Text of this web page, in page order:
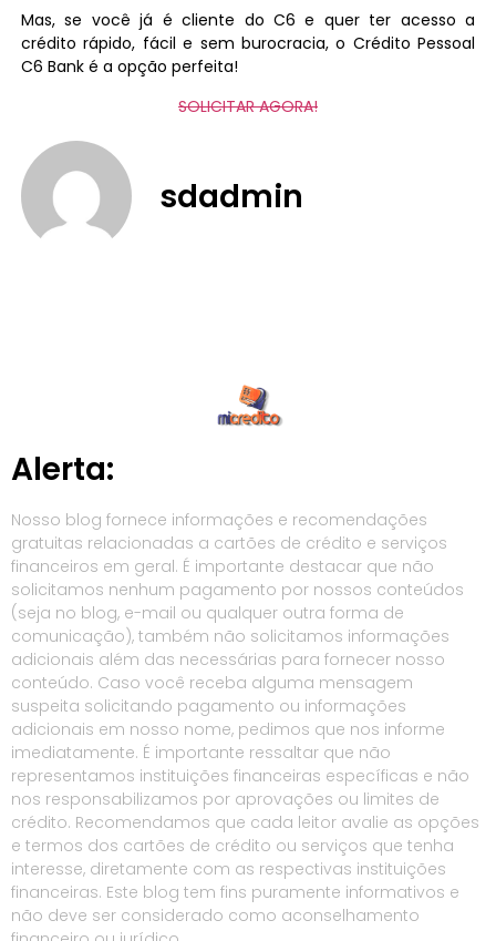
Mas, se você já é cliente do C6 e quer ter acesso a
crédito rápido, fácil e sem burocracia, o Crédito Pessoal
C6 Bank é a opção perfeita!
SOLICITAR AGORA!
sdadmin
Alerta:
Nosso blog fornece informações e recomendações
gratuitas relacionadas a cartões de crédito e serviços
financeiros em geral. É importante destacar que não
solicitamos nenhum pagamento por nossos conteúdos
(seja no blog, e-mail ou qualquer outra forma de
comunicação), também não solicitamos informações
adicionais além das necessárias para fornecer nosso
conteúdo. Caso você receba alguma mensagem
suspeita solicitando pagamento ou informações
adicionais em nosso nome, pedimos que nos informe
imediatamente. É importante ressaltar que não
representamos instituições financeiras específicas e não
nos responsabilizamos por aprovações ou limites de
crédito. Recomendamos que cada leitor avalie as opções
e termos dos cartões de crédito ou serviços que tenha
interesse, diretamente com as respectivas instituições
financeiras. Este blog tem fins puramente informativos e
não deve ser considerado como aconselhamento